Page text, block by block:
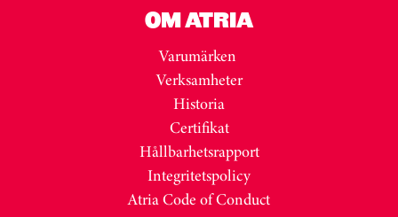
OM ATRIA
Varumärken
Verksamheter
Historia
Certifikat
Hållbarhetsrapport
Integritetspolicy
Atria Code of Conduct